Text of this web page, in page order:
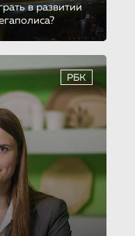
в развитии
РБК